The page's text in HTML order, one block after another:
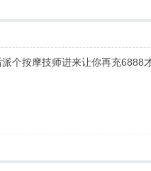
个按摩技师进来让你再充6888